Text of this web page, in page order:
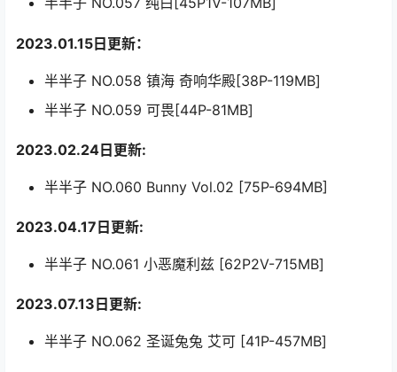
2023.01.15日更新：
半半子 NO.058 镇海 奇响华殿[38P-119MB]
半半子 NO.059 可畏[44P-81MB]
2023.02.24日更新:
半半子 NO.060 Bunny Vol.02 [75P-694MB]
2023.04.17日更新:
半半子 NO.061 小恶魔利兹 [62P2V-715MB]
2023.07.13日更新:
半半子 NO.062 圣诞兔兔 艾可 [41P-457MB]